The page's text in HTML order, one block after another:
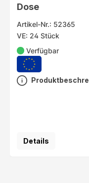
Dose
Artikel-Nr.: 52365
VE: 24 Stück
Verfügbar
Details